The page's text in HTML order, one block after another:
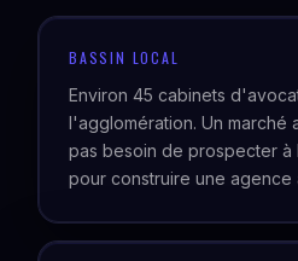
BASSIN LOCAL
Environ 45 cabinets
l'agglomération. Un
pas besoin de prospecter à
pour construire une agence